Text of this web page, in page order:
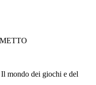
mondo dei giochi e del